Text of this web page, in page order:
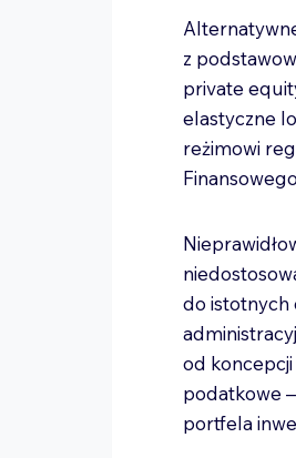
z
private
elastyczne
reżimowi
do istotnych
od koncepcji
podatkowe
portfela